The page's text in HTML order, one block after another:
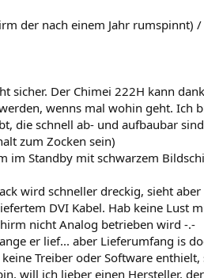
der nach einem Jahr rumspinnt)
sicher. Der Chimei 222H kann
wenns mal wohin geht. Ich
die schnell ab- und aufbaubar
zum Zocken sein)
im Standby mit schwarzem
wird schneller dreckig, sieht aber
DVI Kabel. Hab keine Lust
nicht Analog betrieben wird -.-
er lief... aber Lieferumfang is
Treiber oder Software
will ich lieber einen Hersteller,